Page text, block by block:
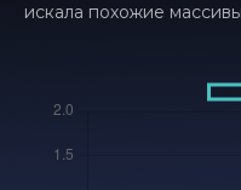
искала похожие